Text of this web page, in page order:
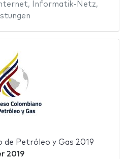
, Informatik-Netz,
de Petróleo y Gas 2019
2019